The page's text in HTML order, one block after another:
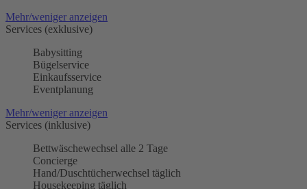
Mehr/weniger anzeigen
Services (exklusive)
Babysitting
Bügelservice
Einkaufsservice
Eventplanung
Mehr/weniger anzeigen
Services (inklusive)
Bettwäschewechsel alle 2 Tage
Concierge
Hand/Duschtücherwechsel täglich
Housekeeping täglich